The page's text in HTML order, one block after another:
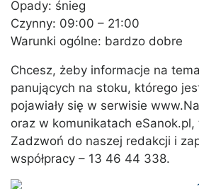
Opady: śnieg
Czynny: 09:00 – 21:00
Warunki ogólne: bardzo dobre
Chcesz, żeby informacje na
panujących na stoku, którego
pojawiały się w serwisie
oraz w komunikatach eSanok.pl,
Zadzwoń do naszej redakcji i
współpracy – 13 46 44 338.